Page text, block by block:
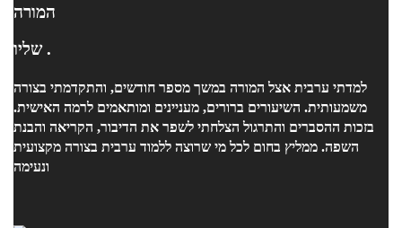
המורה
שליו .
למדתי ערבית אצל המורה במשך מספר חודשים, והתקדמתי בצורה
משמעותית. השיעורים ברורים, מעניינים ומותאמים לרמה האישית.
בזכות ההסברים והתרגול הצלחתי לשפר את הדיבור, הקריאה והבנת
השפה. ממליץ בחום לכל מי שרוצה ללמוד ערבית בצורה מקצועית
ונעימה